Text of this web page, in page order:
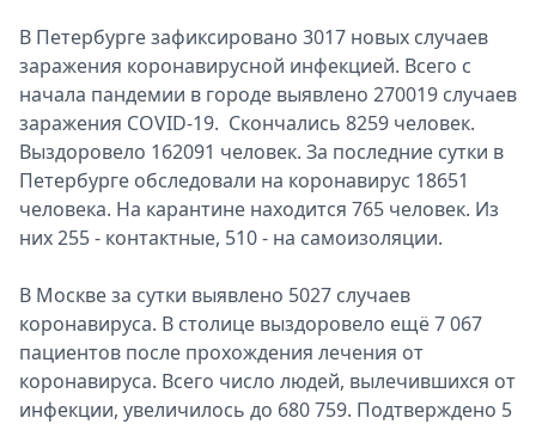
В Петербурге зафиксировано 3017 новых случаев
заражения коронавирусной инфекцией. Всего с
начала пандемии в городе выявлено 270019 случаев
заражения COVID-19. Скончались 8259 человек.
Выздоровело 162091 человек. За последние сутки в
Петербурге обследовали на коронавирус 18651
человека. На карантине находится 765 человек. Из
них 255 - контактные, 510 - на самоизоляции.
В Москве за сутки выявлено 5027 случаев
коронавируса. В столице выздоровело ещё 7 067
пациентов после прохождения лечения от
коронавируса. Всего число людей, вылечившихся от
инфекции, увеличилось до 680 759. Подтверждено 5